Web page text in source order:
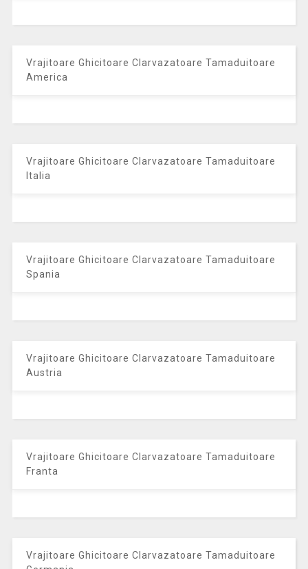
Vrajitoare Ghicitoare Clarvazatoare Tamaduitoare
America
Vrajitoare Ghicitoare Clarvazatoare Tamaduitoare
Italia
Vrajitoare Ghicitoare Clarvazatoare Tamaduitoare
Spania
Vrajitoare Ghicitoare Clarvazatoare Tamaduitoare
Austria
Vrajitoare Ghicitoare Clarvazatoare Tamaduitoare
Franta
Vrajitoare Ghicitoare Clarvazatoare Tamaduitoare